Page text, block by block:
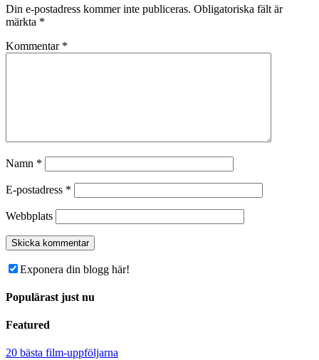
Din e-postadress kommer inte publiceras. Obligatoriska fält är
märkta *
Kommentar *
Namn *
E-postadress *
Webbplats
Exponera din blogg här!
Populärast just nu
Featured
20 bästa film-uppföljarna